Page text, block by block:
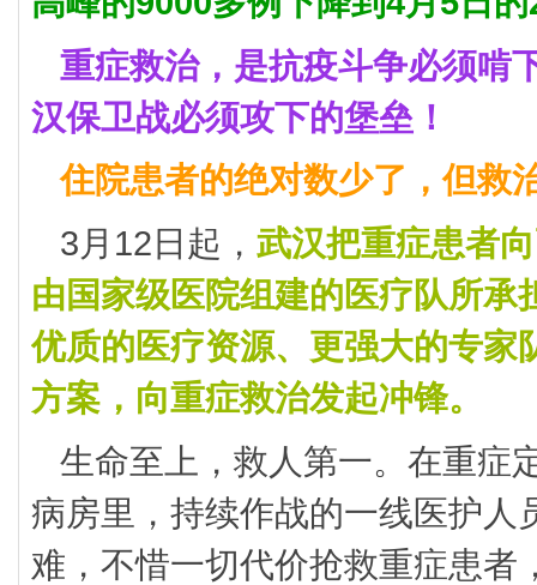
重症救治，是抗疫斗争必须啃
汉保卫战必须攻下的堡垒！
住院患者的绝对数少了，但救
3月12日起， 武汉把重症患者
由国家级医院组建的医疗队所承
优质的医疗资源、更强大的专家
方案，向重症救治发起冲锋。
生命至上，救人第一。在重症
病房里，持续作战的一线医护人
难，不惜一切代价抢救重症患者